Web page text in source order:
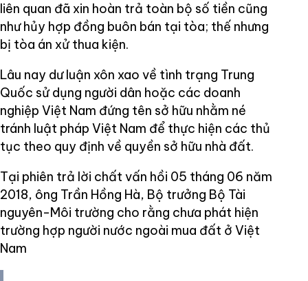
liên quan đã xin hoàn trả toàn bộ số tiền cũng
như hủy hợp đồng buôn bán tại tòa; thế nhưng
bị tòa án xử thua kiện.
Lâu nay dư luận xôn xao về tình trạng Trung
Quốc sử dụng người dân hoặc các doanh
nghiệp Việt Nam đứng tên sở hữu nhằm né
tránh luật pháp Việt Nam để thực hiện các thủ
tục theo quy định về quyền sở hữu nhà đất.
Tại phiên trả lời chất vấn hồi 05 tháng 06 năm
2018, ông Trần Hồng Hà, Bộ trưởng Bộ Tài
nguyên-Môi trường cho rằng chưa phát hiện
trường hợp người nước ngoài mua đất ở Việt
Nam